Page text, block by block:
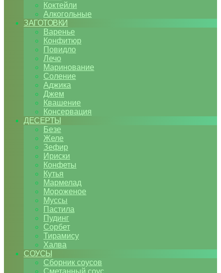
Коктейли
Алкогольные
ЗАГОТОВКИ
Варенье
Конфитюр
Повидло
Лечо
Маринование
Соление
Аджика
Джем
Квашение
Консервация
ДЕСЕРТЫ
Безе
Желе
Зефир
Ириски
Конфеты
Кутья
Мармелад
Мороженое
Муссы
Пастила
Пудинг
Сорбет
Тирамису
Халва
СОУСЫ
Сборник соусов
Сметанный соус